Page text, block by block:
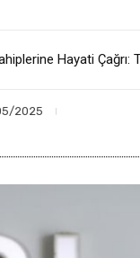
Hayati Çağrı:
2025